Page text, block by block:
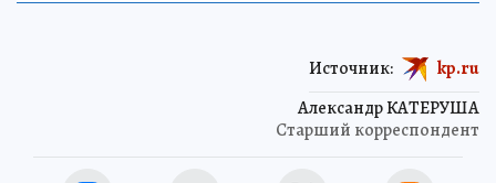
Александр КАТЕРУША
Старший корреспондент
Источник: kp.ru